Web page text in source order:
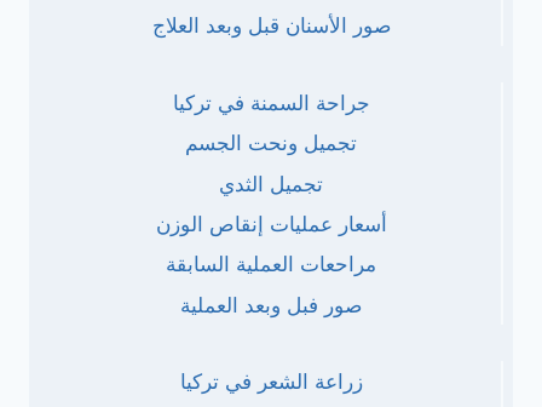
صور الأسنان قبل وبعد العلاج
جراحة السمنة في تركيا
تجميل ونحت الجسم
تجميل الثدي
أسعار عمليات إنقاص الوزن
مراحعات العملية السابقة
صور فبل وبعد العملية
زراعة الشعر في تركيا